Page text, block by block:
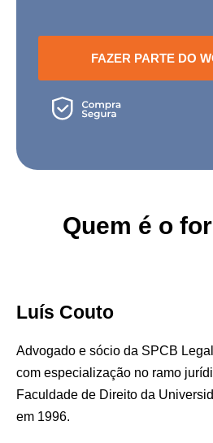
FAZER PARTE DO
Quem é o
Luís Couto
Advogado e sócio da SPCB
com especialização no ramo
Faculdade de Direito da
em 1996.